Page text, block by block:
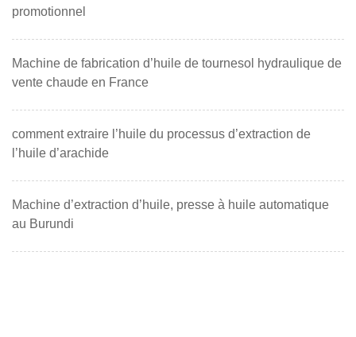
promotionnel
Machine de fabrication d’huile de tournesol hydraulique de
vente chaude en France
comment extraire l’huile du processus d’extraction de
l’huile d’arachide
Machine d’extraction d’huile, presse à huile automatique
au Burundi